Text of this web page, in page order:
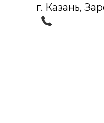
г. Казань,